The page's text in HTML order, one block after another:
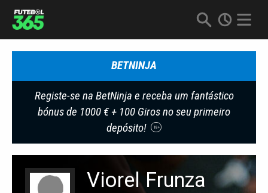
BETNINJA
Registe-se na BetNinja e receba um fantástico
bónus de 1000 € + 100 Giros no seu primeiro
depósito!
18+
Viorel Frunza